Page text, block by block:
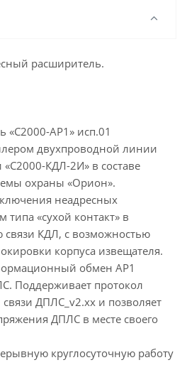
расширитель.
«С2000-АР1» исп.01
двухпроводной линии
КДЛ-2И» в составе
охраны «Орион».
неадресных
«сухой контакт» в
КДЛ, с возможностью
корпуса извещателя.
обмен АР1
Поддерживает протокол
ДПЛС_v2.xx и позволяет
ДПЛС в месте своего
круглосуточную работу